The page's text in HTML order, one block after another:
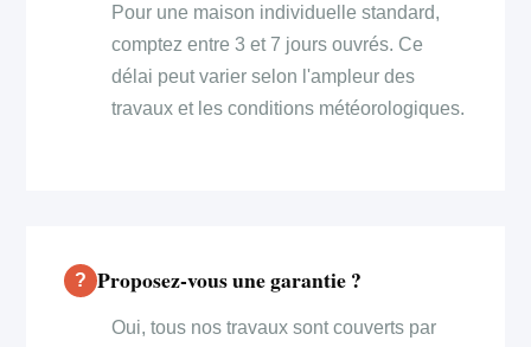
Pour une maison individuelle standard,
comptez entre 3 et 7 jours ouvrés. Ce
délai peut varier selon l'ampleur des
travaux et les conditions météorologiques.
Proposez-vous une garantie ?
Oui, tous nos travaux sont couverts par